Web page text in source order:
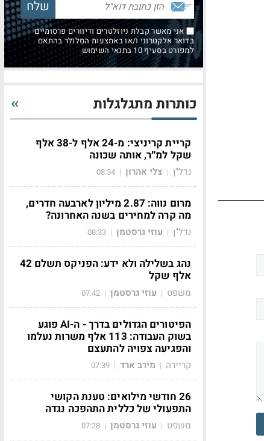
אני מאשר קבלת ניוזלטרים ודיוורים פרסומיים
בדואר אלקטרוני ו/או באמצעות הסלולר בהתאם
למפורט בסעיף 10 בתנאי השימוש
כותרות מתגלגלות
קריית קריניצי: מ-24 אלף ל-38 אלף
שקל למ״ר, אותה שכונה
נדל"ן | צלי אהרון |
08:34
מרום נווה: 2.87 מיליון לארבעה חדרים,
מה קרה למחירים בשנה האחרונה?
נדל"ן | עוזי גרסטמן |
08:33
נהג בשלילה ולא ידע: הפניקס תשלם 42
אלף שקל
משפט | עוזי גרסטמן |
07:42
הפיטורים הגדולים בדרך - ה-AI פוגע
בשוק העבודה: 113 אלף משרות נעלמו
והפגיעה צפויה להתעצם
קריירה | מירב ארד |
07:39
26 חודשי מילואים: טענת הקושי
התפעולי של כללית התהפכה נגדה
משפט | עוזי גרסטמן |
07:28